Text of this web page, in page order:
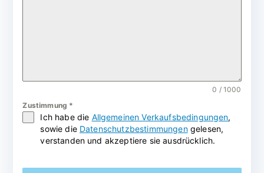
0 / 1000
Zustimmung *
Ich habe die Allgemeinen Verkaufsbedingungen,
sowie die Datenschutzbestimmungengelesen,
verstanden und akzeptiere sie ausdrücklich.